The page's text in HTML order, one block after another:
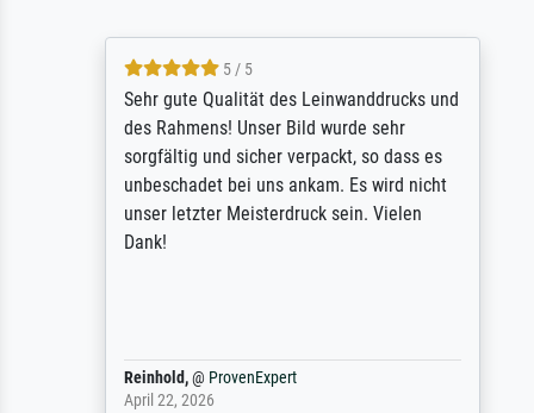
5 / 5
Sehr gute Qualität des Leinwanddrucks und
des Rahmens! Unser Bild wurde sehr
sorgfältig und sicher verpackt, so dass es
unbeschadet bei uns ankam. Es wird nicht
unser letzter Meisterdruck sein. Vielen
Dank!
Reinhold,@ProvenExpert
April 22, 2026